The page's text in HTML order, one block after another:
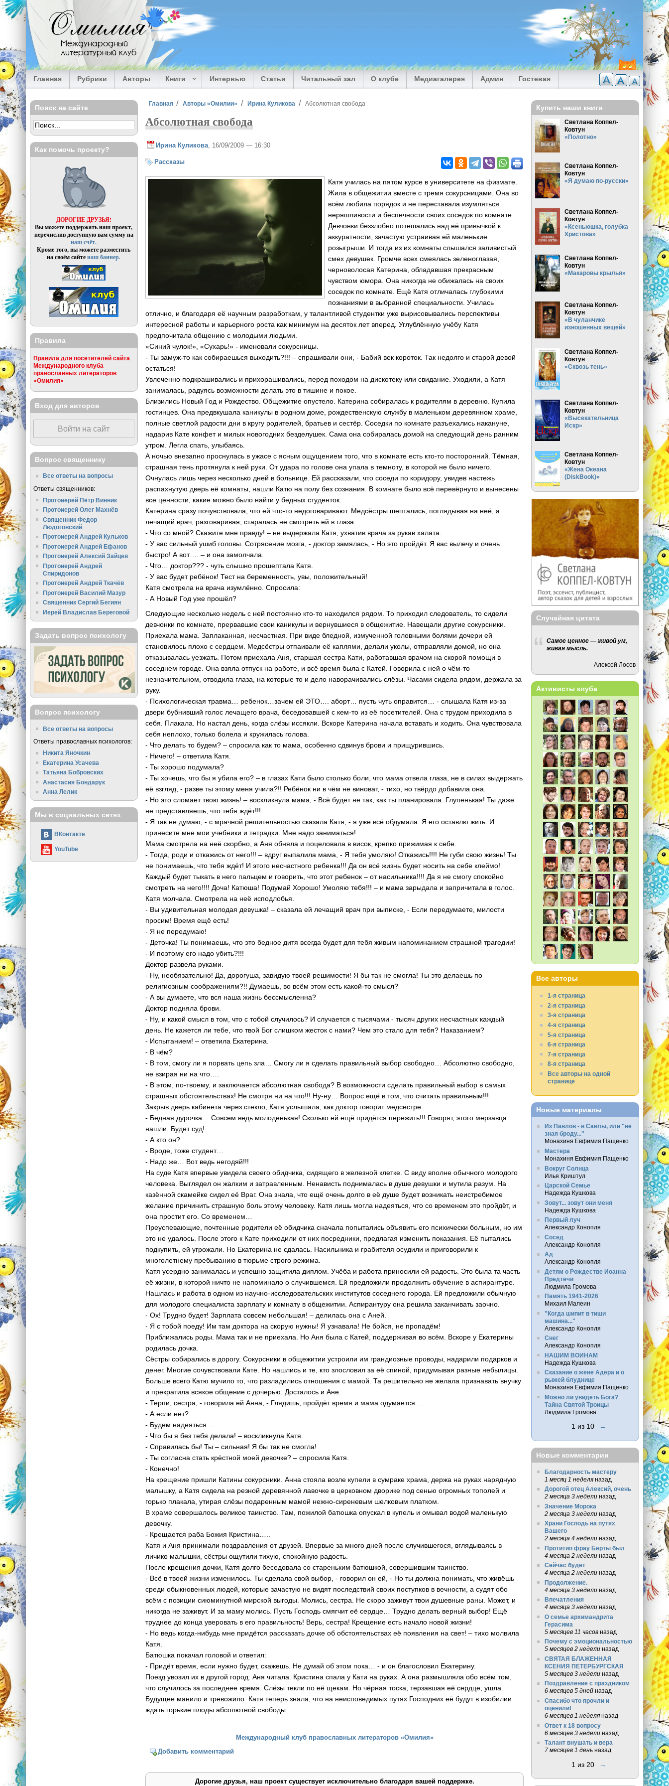
Перейти к основному содержанию
Омилия
Международный
литературный клуб
Главная Рубрики Авторы Книги Интервью Статьи Читальный зал О клубе Медиагалерея Админ Гостевая
Вы здесь
Главная Авторы «Омилии» Ирина Куликова Абсолютная свобода
Абсолютная свобода
Ирина Куликова , 16/09/2009 — 16:30
Рассказы
Катя училась на пятом курсе в университете на физмате.
Жила в общежитии вместе с тремя сокурсницами. Она во
всём любила порядок и не переставала изумляться
неряшливости и беспечности своих соседок по комнате.
Девчонки беззлобно потешались над её привычкой к
аккуратности, зачастую устраивая ей маленькие
розыгрыши. И тогда из их комнаты слышался заливистый
смех девушек. Громче всех смеялась зеленоглазая,
черноволосая Катерина, обладавшая прекрасным
чувством юмора. Она никогда не обижалась на своих
соседок по комнате. Ещё Катя отличалась глубокими
познаниями в выбранной специальности. Училась
отлично, и благодаря её научным разработкам, у талантливой студентки уже вырисовывались перспективы
интересной работы и карьерного роста как минимум на десяток лет вперед. Углублённую учёбу Катя
предпочитала общению с молодыми людьми.
«Синий чулок!», «Сухарь!» - именовали сокурсницы.
- Ты замуж-то как собираешься выходить?!!! – спрашивали они, - Бабий век короток. Так недолго и старой девой
остаться!
Увлеченно подкрашивались и прихорашивались, перед походом на дискотеку или свидание. Уходили, а Катя
занималась, радуясь возможности делать это в тишине и покое.
Близились Новый Год и Рождество. Общежитие опустело. Катерина собиралась к родителям в деревню. Купила
гостинцев. Она предвкушала каникулы в родном доме, рождественскую службу в маленьком деревянном храме,
полные светлой радости дни в кругу родителей, братьев и сестёр. Соседки по комнате разъехались накануне,
надарив Кате конфет и милых новогодних безделушек. Сама она собиралась домой на следующий день ранним
утром. Легла спать, улыбаясь.
А ночью внезапно проснулась в ужасе с ясным ощущением того, что в комнате есть кто-то посторонний. Тёмная,
страшная тень протянула к ней руки. От удара по голове она упала в темноту, в которой не было ничего.
Очнулась лишь через несколько дней в больнице. Ей рассказали, что соседи по коридору, увидев настежь
распахнутую дверь её комнаты, нашли Катю на полу без сознания. В комнате было всё перевёрнуто и вынесены
все ценности, какие можно было найти у бедных студенток.
Катерина сразу почувствовала, что ей что-то недоговаривают. Медсёстры шептались, поглядывая на неё, а
лечащий врач, разговаривая, старалась не смотреть ей в глаза.
- Что со мной? Скажите мне правду! – не выдержала Катя, ухватив врача за рукав халата.
- У вас сильный ушиб головы. Сотрясение мозга, - доктор замялась, - Но это пройдёт. Я вас вылечу и очень
быстро! А вот…. – и она замолчала.
- Что… доктор??? - чуть слышно прошептала Катя.
- У вас будет ребёнок! Тест на беременность, увы, положительный!
Катя смотрела на врача изумлённо. Спросила:
- А Новый Год уже прошёл?
Следующие несколько недель с ней постоянно кто-то находился рядом. То приходил следователь, то сидели
девчонки по комнате, прервавшие свои каникулы и вернувшиеся в общежитие. Навещали другие сокурсники.
Приехала мама. Заплаканная, несчастная. При виде бледной, измученной головными болями дочери ей
становилось плохо с сердцем. Медсёстры отпаивали её каплями, делали уколы, отправляли домой, но она
отказывалась уезжать. Потом приехала Аня, старшая сестра Кати, работавшая врачом на скорой помощи в
соседнем городе. Она взяла отпуск на работе, и всё время была с Катей. Говорила с ней о чём-то
незначительном, отводила глаза, на которые то и дело наворачивались слёзы. Часами сидела рядом, держала за
руку.
- Психологическая травма… ребенок…зачем ей ЭТО…. аборт… пусть чуть оправится… - слышала Катя из-за
двери бубнивший голос лечащего врача, беседовавшей с кем-то из её посетителей. Она с трудом приходила в
себя. Плакала. Но настал день, когда слёзы иссякли. Вскоре Катерина начала вставать и ходить. Она чувствовала
себя неплохо, только болела и кружилась голова.
- Что делать то будем? – спросила как то мама, особенно сдвинув брови и прищурившись.
- Ничего! – ответила Катя.
- Ты хорошо подумала?
- Ты хочешь, что бы я убила его? – в глазах Кати было столько боли, что мама отвела глаза, не в силах выдержать
её взгляд, - разве ты этому меня учила?!! Ребёнок ни в чём не виноват, - тихо, но твёрдо добавила она.
- Но это сломает твою жизнь! – воскликнула мама, - Всё будет не так, как ты планировала. Глупенькая! Ты даже
не представляешь, что тебя ждёт!!!
- Я так не думаю, - с мрачной решительностью сказала Катя, - я уже всё обдумала. Я его оставлю жить. И
принесите мне мои учебники и тетрадки. Мне надо заниматься!
Мама смотрела на неё скорбно, а Аня обняла и поцеловала в висок, крепко прижимая к себе.
- Тогда, роди и откажись от него!!! – вдруг выпалила мама, - Я тебя умоляю! Откажись!!!! Не губи свою жизнь! Ты
не понимаешь, что тебя ждёт! И этого несчастного ребенка!!! Да он всё жизнь будет носить на себе клеймо!
Каждый будет тыкать в него пальцем и говорить, что этот ребенок – от насильника!!!! Да я не смогу спокойно
смотреть на него!!!! Доча! Катюша! Подумай Хорошо! Умоляю тебя!!! – и мама зарыдала и запричитала в голос.
Катя молчала. Смотрела на неё исподлобья.
- Вы удивительная молодая девушка! – сказала ей лечащий врач при выписке, - Если передумаете, милости
просим! Время ещё есть!
- Я не передумаю!
- Деточка! Ты понимаешь, что это бедное дитя всегда будет для тебя живым напоминанием страшной трагедии!
- И поэтому его надо убить?!!!
Доктор развела руками.
- Ну, необязательно! Да, дорогуша, завидую твоей решимости! Я бы так не смогла! Ты это делаешь по
религиозным соображениям?!! Думаешь, во всём этом есть какой-то смысл?
- А вы думаете, что вся наша жизнь бессмысленна?
Доктор подняла брови.
- Ну, и какой смысл в том, что с тобой случилось? И случается с тысячами - тысяч других несчастных каждый
день. Не кажется ли тебе, что твой Бог слишком жесток с нами? Чем это стало для тебя? Наказанием?
- Испытанием! – ответила Екатерина.
- В чём?
- В том, смогу ли я порвать цепь зла… Смогу ли я сделать правильный выбор свободно… Абсолютно свободно,
не взирая ни на что….
- В этом, по-твоему, и заключается абсолютная свобода? В возможности сделать правильный выбор в самых
страшных обстоятельствах! Не смотря ни на что!!! Ну-ну… Вопрос ещё в том, что считать правильным!!!
Закрыв дверь кабинета через стекло, Катя услышала, как доктор говорит медсестре:
- Бедная дурочка… Совсем ведь молоденькая! Сколько ей ещё придётся пережить!!! Говорят, этого мерзавца
нашли. Будет суд!
- А кто он?
- Вроде, тоже студент…
- Надо же… Вот ведь негодяй!!!
На суде Катя впервые увидела своего обидчика, сидящего в железной клетке. С виду вполне обычного молодого
человека. Выглядел он жалким и затравленным. Ненависть поднималась в душе девушки и мутила разум. На
казённой скамейке сидел её Враг. Она знала, что ещё очень долго в её душе будет возникать неистребимое
желание причинить страшную боль этому человеку. Катя лишь могла надеяться, что со временем это пройдёт, и
она простит его. Со временем…
Преуспевающие, почтенные родители её обидчика сначала попытались объявить его психически больным, но им
это не удалось. После этого к Кате приходили от них посредники, предлагая изменить показания. Её пытались
подкупить, ей угрожали. Но Екатерина не сдалась. Насильника и грабителя осудили и приговорили к
многолетнему пребыванию в тюрьме строго режима.
Катя усердно занималась и успешно защитила диплом. Учёба и работа приносили ей радость. Это была та часть
её жизни, в которой ничто не напоминало о случившемся. Ей предложили продолжить обучение в аспирантуре.
Нашлась и работа в одном из научно-исследовательских институтов соседнего города. Ей предложили обычную
для молодого специалиста зарплату и комнату в общежитии. Аспирантуру она решила заканчивать заочно.
- Ох! Трудно будет! Зарплата совсем небольшая! – делилась она с Аней.
- Я с тобой поеду! Им там доктора на скорую нужны! Я узнавала! Не бойся, не пропадём!
Приближались роды. Мама так и не приехала. Но Аня была с Катей, поддерживая во всём. Вскоре у Екатерины
родилась дочка.
Сёстры собирались в дорогу. Сокурсники в общежитии устроили им грандиозные проводы, надарили подарков и
денег. Многие сочувствовали Кате. Но нашлись и те, кто злословил за её спиной, придумывая разные небылицы.
Больше всего Катю мучило то, что разладились отношения с мамой. Та решительно не желала признавать внучку
и прекратила всякое общение с дочерью. Досталось и Ане.
- Терпи, сестра, - говорила ей Анна, - Глядишь, пройдёт время и мама одумается….
- А если нет?
- Будем надеяться…
- Что бы я без тебя делала! – воскликнула Катя.
- Справилась бы! Ты – сильная! Я бы так не смогла!
- Ты согласна стать крёстной моей девочке? – спросила Катя.
- Конечно!
На крещение пришли Катины сокурсники. Анна стояла возле купели в сумраке храма, держа на руках нарядную
малышку, а Катя сидела на резной деревянной лавочке в церковном дворике под сенью огромных тополей и
горько плакала, утирая слёзы подаренным мамой нежно-сиреневым шелковым платком.
В храме совершалось великое таинство. Там, пожилой батюшка опускал в купель и омывал водой маленькую
девочку.
- Крещается раба Божия Кристина…..
Катя и Аня принимали поздравления от друзей. Впервые за много дней после случившегося, вглядываясь в
личико малышки, сёстры ощутили тихую, спокойную радость.
После крещения дочки, Катя долго беседовала со стареньким батюшкой, совершившим таинство.
- Всё в твоей жизни изменилось. Ты сделала свой выбор, - говорил он ей, - Но ты должна понимать, что живёшь
среди обыкновенных людей, которые зачастую не видят последствий своих поступков в вечности, а судят обо
всём с позиции сиюминутной мирской выгоды. Молись, сестра. Не скоро заживут твои душевные раны. Может, и
никогда не заживут. И за маму молись. Пусть Господь смягчит её сердце… Трудно делать верный выбор! Ещё
труднее до конца уверовать в его правильность! Верь, сестра! Крещение есть начало новой жизни!
- Но ведь когда-нибудь мне придётся рассказать дочке об обстоятельствах её появления на свет! – тихо молвила
Катя.
Батюшка покачал головой и ответил:
- Придёт время, если нужно будет, скажешь. Не думай об этом пока… - и он благословил Екатерину.
Поезд увозил их в другой город. Аня читала. Кристина спала у Кати на руках. А она размышляла обо всём том,
что случилось за последнее время. Слёзы текли по её щекам. Но чёрная тоска, терзавшая её сердце, ушла.
Будущее манило и тревожило. Катя теперь знала, что на неисповедимых путях Господних её будут в изобилии
ждать горькие плоды абсолютной свободы.
Международный клуб православных литераторов «Омилия»
Добавить комментарий
Дорогие друзья, наш проект существует исключительно благодаря вашей поддержке.
Поиск на сайте
Как помочь проекту?
ДОРОГИЕ ДРУЗЬЯ!
Вы можете поддержать наш проект,
перечислив доступную вам сумму на
наш счёт.
Кроме того, вы можете разместить
на своём сайтенаш баннер.
Правила
Правила для посетителей сайта
Международного клуба
православных литераторов
«Омилия»
Вход для авторов
Войти на сайт
Вопрос священнику
Все ответы на вопросы
Ответы священников:
Протоиерей Пётр Винник
Протоиерей Олег Махнёв
Священник Федор
Людоговский
Протоиерей Андрей Кульков
Протоиерей Андрей Ефанов
Протоиерей Алексий Зайцев
Протоиерей Андрей
Спиридонов
Протоиерей Андрей Ткачёв
Протоиерей Василий Мазур
Священник Сергий Бегиян
Иерей Владислав Береговой
Задать вопрос психологу
Вопрос психологу
Все ответы на вопросы
Ответы православных психологов:
Никита Яночкин
Екатерина Усачева
Татьяна Бобровских
Анастасия Бондарук
Анна Лелик
Мы в социальных сетях
ВКонтакте
YouTube
Купить наши книги
Светлана Коппел-
Ковтун
«Полотно»
Светлана Коппел-
Ковтун
«Я думаю по-русски»
Светлана Коппел-
Ковтун
«Ксеньюшка, голубка
Христова»
Светлана Коппел-
Ковтун
«Макаровы крылья»
Светлана Коппел-
Ковтун
«В чуланчике
изношенных вещей»
Светлана Коппел-
Ковтун
«Сквозь тень»
Светлана Коппел-
Ковтун
«Высекательница
Искр»
Светлана Коппел-
Ковтун
«Жена Океана
(DiskBook)»
Случайная цитата
Самое ценное — живой ум,
живая мысль.
Алексей Лосев
Активисты клуба
Все авторы
1-я страница
2-я страница
3-я страница
4-я страница
5-я страница
6-я страница
7-я страница
8-я страница
Все авторы на одной
странице
Новые материалы
Из Павлов - в Савлы, или "не
зная броду..."
Монахиня Евфимия Пащенко
Мастера
Монахиня Евфимия Пащенко
Вокруг Солнца
Илья Криштул
Царской Семье
Надежда Кушкова
Зовут... зовут они меня
Надежда Кушкова
Первый луч
Александр Конопля
Сосед
Александр Конопля
Ад
Александр Конопля
Детям о Рождестве Иоанна
Предтечи
Людмила Громова
Память 1941-2026
Михаил Малеин
"Когда шипит в тиши
машина..."
Александр Конопля
Снег
Александр Конопля
НАШИМ ВОИНАМ
Надежда Кушкова
Сказание о жене Адера и о
рыжей блуднице
Монахиня Евфимия Пащенко
Можно ли увидеть Бога?
Тайна Святой Троицы
Людмила Громова
1 из 10 →
Новые комментарии
Благодарность мастеру
1 месяц 1 неделяназад
Дорогой отец Алексий, очень
2 месяца 3 неделиназад
Значение Морока
2 месяца 3 неделиназад
Храни Господь на путях
Вашего
2 месяца 4 неделиназад
Протитип фрау Берты был
4 месяца 2 неделиназад
Сейчас будет
4 месяца 2 неделиназад
Продолжение.
4 месяца 3 неделиназад
Впечатления
4 месяца 3 неделиназад
О семье архимандрита
Герасима
5 месяцев 11 часовназад
Почему с эмоциональностью
5 месяцев 2 неделиназад
СВЯТАЯ БЛАЖЕННАЯ
КСЕНИЯ ПЕТЕРБУРГСКАЯ
5 месяцев 3 неделиназад
Поздравление с праздником
6 месяцев 5 днейназад
Спасибо что прочли и
оценили!
6 месяцев 1 неделяназад
Ответ к 18 вопросу
6 месяцев 3 неделиназад
Талант внушать и вера
7 месяцев 1 деньназад
1 из 20 →